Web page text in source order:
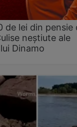
de lei din pensie
neștiute ale
Dinamo